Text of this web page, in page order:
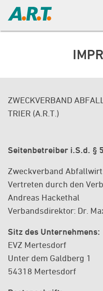
ZWECKVERBAND
TRIER (A.R.T.)
Seitenbetreiber i.S.d. §
Zweckverband
Vertreten durch den
Andreas Hackethal
Verbandsdirektor: Dr.
Sitz des Unternehmens:
EVZ Mertesdorf
Unter dem Galdberg 1
54318 Mertesdorf